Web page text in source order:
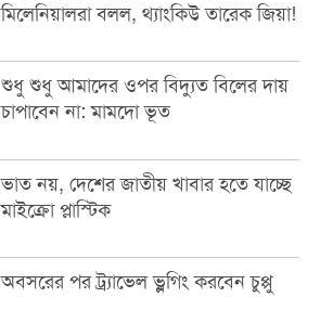
মিলেনিয়ালরা বলল, থ্যাংকিউ তারেক জিয়া!
শুধু শুধু আমাদের ওপর বিদ্যুত বিলের দায়
চাপাবেন না: মামদো ভূত
ভাত নয়, দেশের জাতীয় খাবার হতে যাচ্ছে
মাইক্রো প্লাস্টিক
অবসরের পর ট্র্যাভেল ভ্লগিং করবেন চুপ্পু